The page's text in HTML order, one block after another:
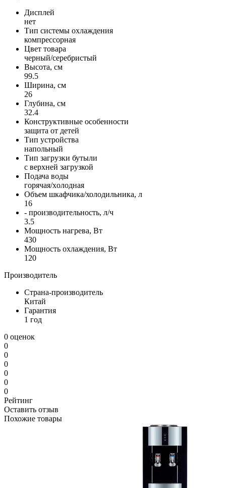
Дисплей
нет
Тип системы охлаждения
компрессорная
Цвет товара
черный/серебристый
Высота, см
99.5
Ширина, см
26
Глубина, см
32.4
Конструктивные особенности
защита от детей
Тип устройства
напольный
Тип загрузки бутыли
с верxней загрузкой
Подача воды
горячая/xолодная
Объем шкафчика/холодильника, л
16
- производительность, л/ч
3.5
Мощность нагрева, Вт
430
Мощность охлаждения, Вт
120
Производитель
Страна-производитель
Китай
Гарантия
1 год
0 оценок
0
0
0
0
0
0
Рейтинг
Оставить отзыв
Похожие товары